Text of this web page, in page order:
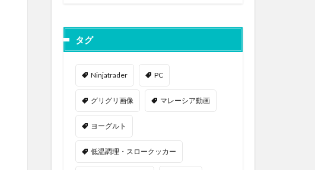
タグ
Ninjatrader PC
グリグリ画像 マレーシア動画
ヨーグルト
低温調理・スロークッカー